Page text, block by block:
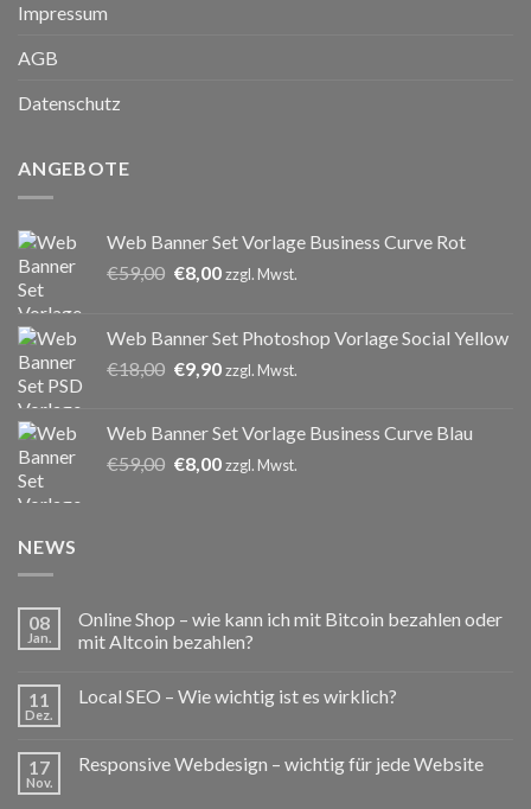
Impressum
AGB
Datenschutz
ANGEBOTE
Web Banner Set Vorlage Business Curve Rot
€59,00 Ursprünglicher
€59,00
€8,00Aktueller
€8,00.
zzgl. Mwst.
Web Banner Set Photoshop Vorlage Social Yellow
€18,00 Ursprünglicher
€18,00
€9,90Aktueller
€9,90.
zzgl. Mwst.
Web Banner Set Vorlage Business Curve Blau
€59,00 Ursprünglicher
€8,00Aktueller
zzgl. Mwst.
NEWS
08
Jan.
Online Shop – wie kann ich mit Bitcoin bezahlen oder
mit Altcoin bezahlen?
11
Dez.
Local SEO – Wie wichtig ist es wirklich?
17
Nov.
Responsive Webdesign – wichtig für jede Website